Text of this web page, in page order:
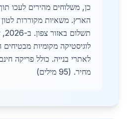
הארץ. משאיות מקוררות
לוגיסטיקה מקומיות
לאתרי בנייה. כולל פריקה
מחיר. (95 מילים)